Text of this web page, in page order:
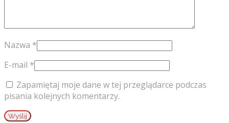
Nazwa *
E-mail *
Zapamiętaj moje dane w tej przeglądarce podczas
pisania kolejnych komentarzy.